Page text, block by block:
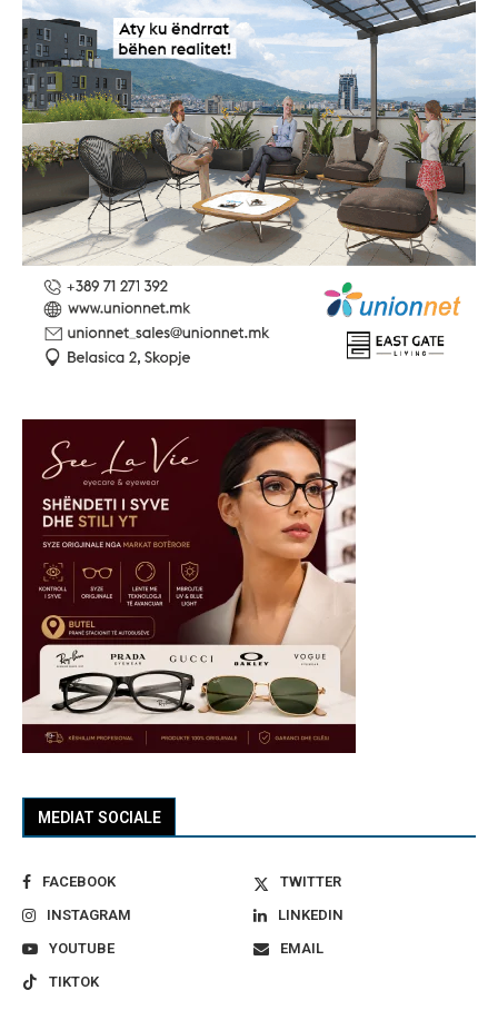
MEDIAT SOCIALE
FACEBOOK
TWITTER
INSTAGRAM
LINKEDIN
YOUTUBE
EMAIL
TIKTOK